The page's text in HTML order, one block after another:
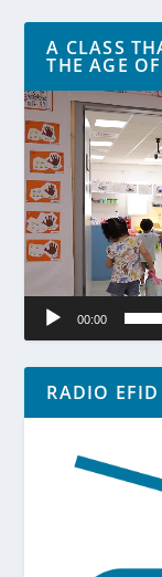
A CLASS
THE AGE
Lecteur
vidéo
00:00
RADIO